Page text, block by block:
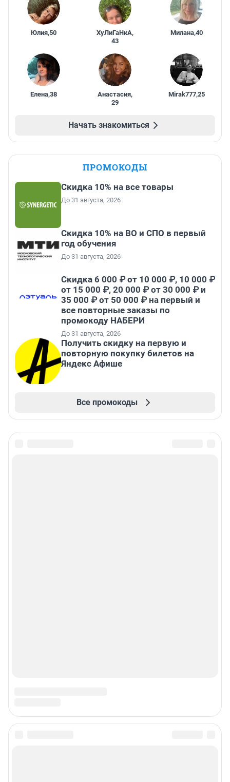
Юлия,50 ХуЛиГаНкА,
43
Милана,40
Елена,38 Анастасия,
29
Mirak777,25
Начать знакомиться
ПРОМОКОДЫ
Скидка 10% на все товары
До 31 августа, 2026
Скидка 10% на ВО и СПО в первый
год обучения
До 31 августа, 2026
Скидка 6 000 ₽ от 10 000 ₽, 10 000 ₽
от 15 000 ₽, 20 000 ₽ от 30 000 ₽ и
35 000 ₽ от 50 000 ₽ на первый и
все повторные заказы по
промокоду НАБЕРИ
До 31 августа, 2026
Получить скидку на первую и
повторную покупку билетов на
Яндекс Афише
Все промокоды